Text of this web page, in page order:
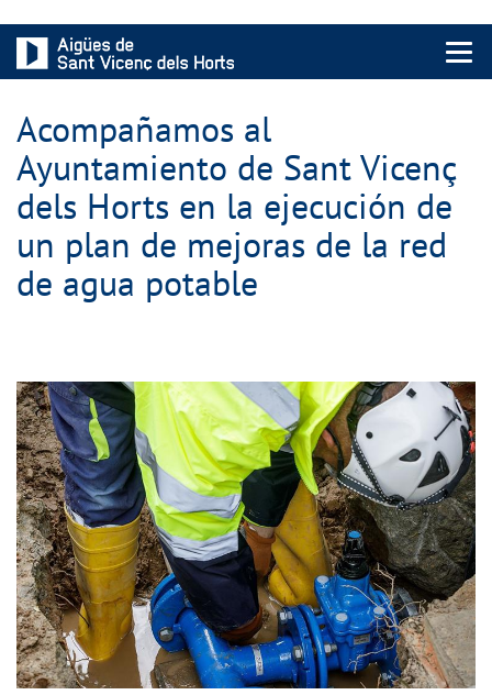
Menu
Acompañamos al
Ayuntamiento de Sant Vicenç
dels Horts en la ejecución de
un plan de mejoras de la red
de agua potable